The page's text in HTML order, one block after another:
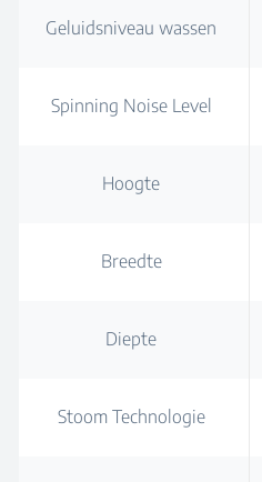
Geluidsniveau wassen
Spinning Noise Level
Hoogte
Breedte
Diepte
Stoom Technologie